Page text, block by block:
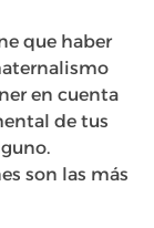
que haber
en cuenta
de tus
son las más